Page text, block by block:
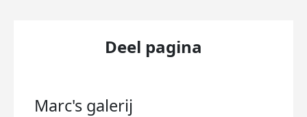
Deel pagina
Marc's galerij